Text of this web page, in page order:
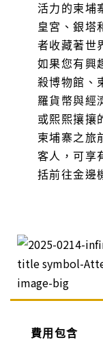
活力的柬埔
皇宮、銀塔
者收藏著世
如果您有興
殺博物館、
羅貨幣與經
或熙熙攘攘
柬埔寨之旅
客人，可享
括前往金邊
費用包含